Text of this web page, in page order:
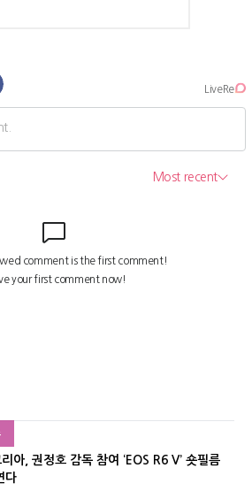
아, 권정호 감독 참여 ‘EOS R6 V’ 숏필름
다